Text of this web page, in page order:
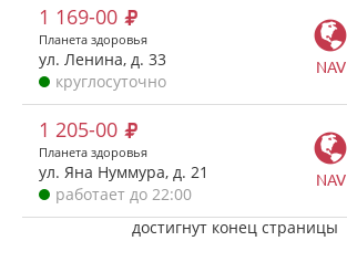
NAV
1 169-00
Планета здоровья
ул. Ленина, д. 33
круглосуточно
NAV
1 205-00
Планета здоровья
ул. Яна Нуммура, д. 21
работает до 22:00
достигнут конец страницы